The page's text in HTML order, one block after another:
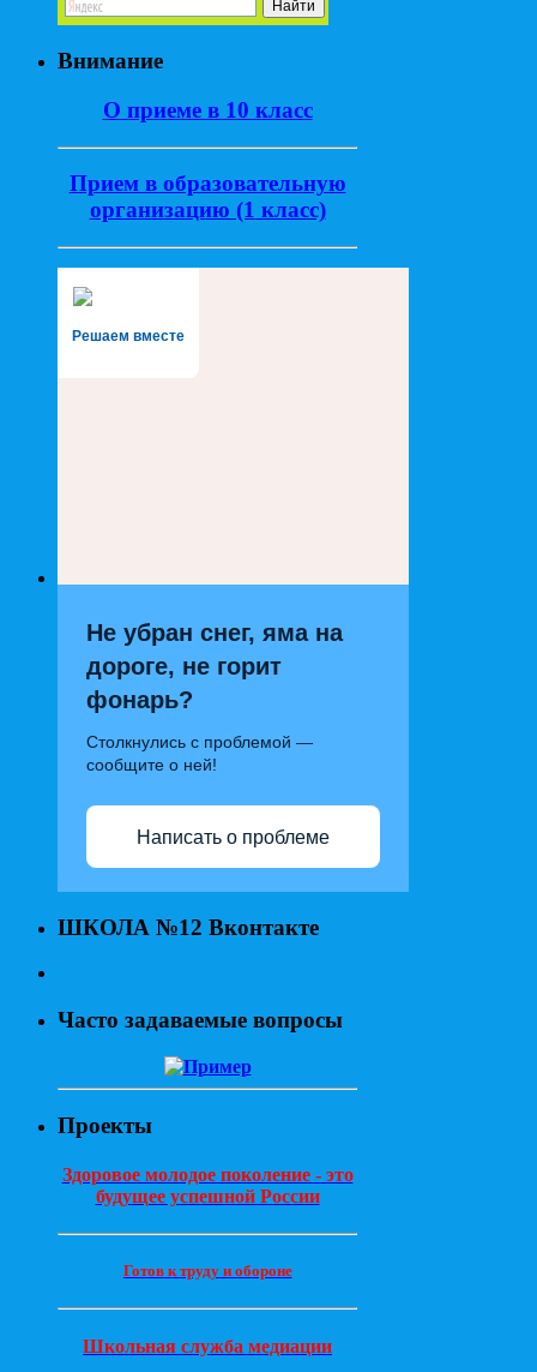
Внимание
О приеме в 10 класс
Прием в образовательную
организацию (1 класс)
Решаем вместе
Не убран снег, яма на
дороге, не горит
фонарь?
Столкнулись с проблемой —
сообщите о ней!
Написать о проблеме
ШКОЛА №12 Вконтакте
Часто задаваемые вопросы
Проекты
Здоровое молодое поколение - это
будущее успешной России
Готов к труду и обороне
Школьная служба медиации